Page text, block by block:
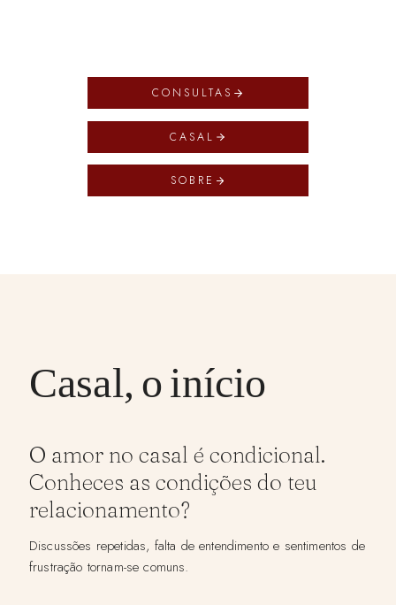
CONSULTAS
CASAL
SOBRE
Casal, o início
O amor no casal é condicional.
Conheces as condições do teu
relacionamento?
Discussões repetidas, falta de entendimento e sentimentos de
frustração tornam-se comuns.